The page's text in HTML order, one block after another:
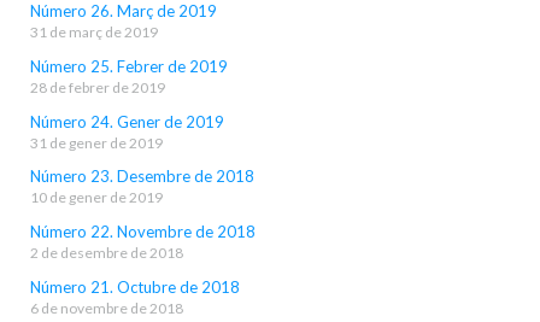
Número 26. Març de 2019
31 de març de 2019
Número 25. Febrer de 2019
28 de febrer de 2019
Número 24. Gener de 2019
31 de gener de 2019
Número 23. Desembre de 2018
10 de gener de 2019
Número 22. Novembre de 2018
2 de desembre de 2018
Número 21. Octubre de 2018
6 de novembre de 2018